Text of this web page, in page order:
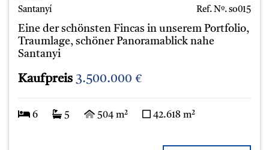
Santanyí Ref. Nº. so015
Eine der schönsten Fincas in unserem Portfolio,
Traumlage, schöner Panoramablick nahe
Santanyi
Kaufpreis 3.500.000 €
6 5 504 m² 42.618 m²